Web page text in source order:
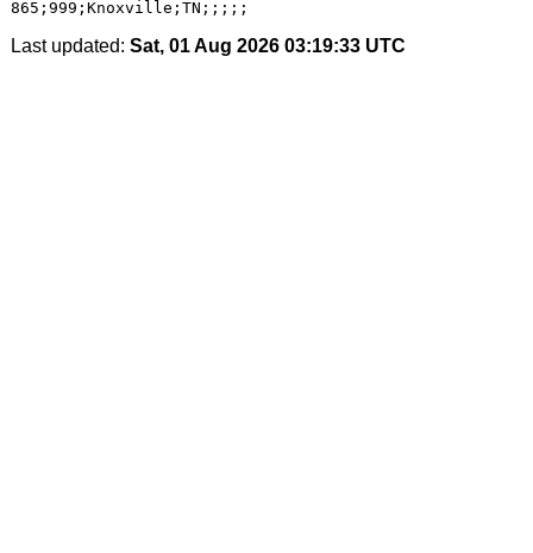
Last updated: Sat, 01 Aug 2026 03:19:33 UTC